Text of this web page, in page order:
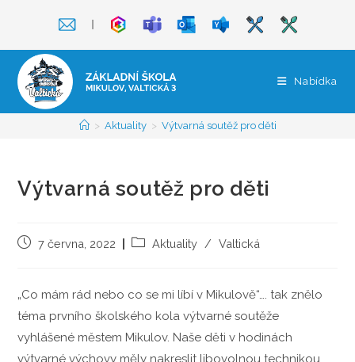
obsahu
Nabídka
> Aktuality > Výtvarná soutěž pro děti
Výtvarná soutěž pro děti
Příspěvek
7 června, 2022
RubrikyAktuality / Valtická
„Co mám rád nebo co se mi líbí v Mikulově“…. tak znělo
téma prvního školského kola výtvarné soutěže
vyhlášené městem Mikulov. Naše děti v hodinách
výtvarné výchovy měly nakreslit libovolnou technikou